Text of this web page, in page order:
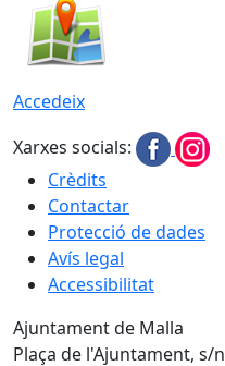
Accedeix
Xarxes socials:
Crèdits
Contactar
Protecció de dades
Avís legal
Accessibilitat
Ajuntament de Malla
Plaça de l'Ajuntament, s/n